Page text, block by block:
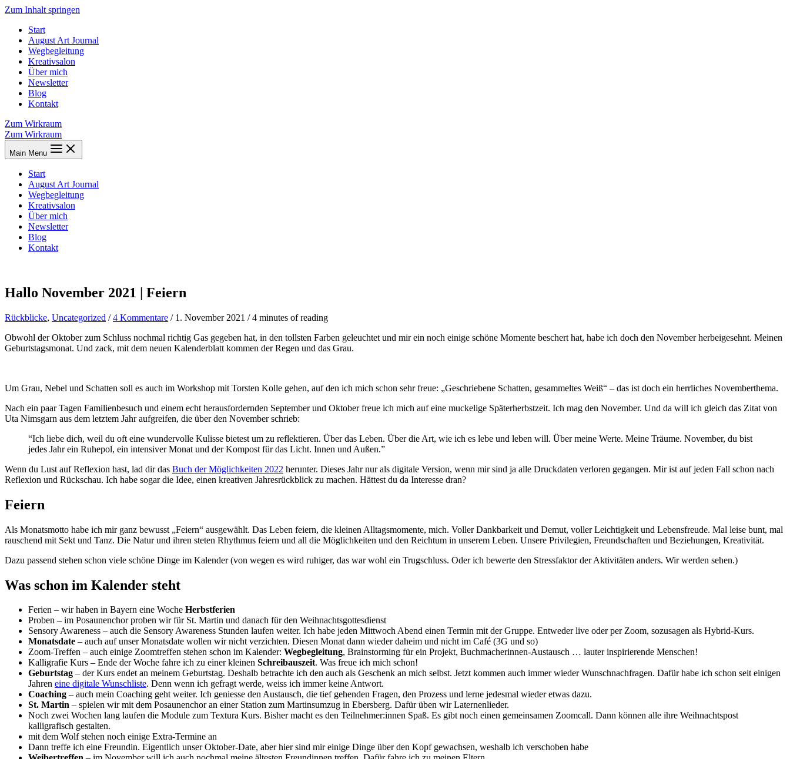
Zum Inhalt springen
Start
August Art Journal
Wegbegleitung
Kreativsalon
Über mich
Newsletter
Blog
Kontakt
Zum Wirkraum
Zum Wirkraum
Main Menu
Start
August Art Journal
Wegbegleitung
Kreativsalon
Über mich
Newsletter
Blog
Kontakt
Hallo November 2021 | Feiern
Rückblicke, Uncategorized /4 Kommentare / 1. November 2021 /4 minutes of reading
Obwohl der Oktober zum Schluss nochmal richtig Gas gegeben hat, in den tollsten Farben geleuchtet und mir ein noch einige schöne Momente beschert hat, habe ich doch den November herbeigesehnt. Meinen
Geburtstagsmonat. Und zack, mit dem neuen Kalenderblatt kommen der Regen und das Grau.
Um Grau, Nebel und Schatten soll es auch im Workshop mit Torsten Kolle gehen, auf den ich mich schon sehr freue: „Geschriebene Schatten, gesammeltes Weiß“ – das ist doch ein herrliches Novemberthema.
Nach ein paar Tagen Familienbesuch und einem echt herausfordernden September und Oktober freue ich mich auf eine muckelige Späterherbstzeit. Ich mag den November. Und da will ich gleich das Zitat von
Uta Nimsgarn aus dem letztem Jahr aufgreifen, die über den November schrieb:
“Ich liebe dich, weil du oft eine wundervolle Kulisse bietest um zu reflektieren. Über das Leben. Über die Art, wie ich es lebe und leben will. Über meine Werte. Meine Träume. November, du bist
jedes Jahr ein Ruhepol, ein intensiver Monat und der Kompost für das Licht. Innen und Außen.”
Wenn du Lust auf Reflexion hast, lad dir das Buch der Möglichkeiten 2022 herunter. Dieses Jahr nur als digitale Version, wenn mir sind ja alle Druckdaten verloren gegangen. Mir ist auf jeden Fall schon nach
Reflexion und Rückschau. Ich habe sogar die Idee, einen kreativen Jahresrückblick zu machen. Hättest du da Interesse dran?
Feiern
Als Monatsmotto habe ich mir ganz bewusst „Feiern“ ausgewählt. Das Leben feiern, die kleinen Alltagsmomente, mich. Voller Dankbarkeit und Demut, voller Leichtigkeit und Lebensfreude. Mal leise bunt, mal
rauschend mit Sekt und Tanz. Die Natur und ihren steten Rhythmus feiern und all die Möglichkeiten und den Reichtum in unserem Leben. Unsere Privilegien, Freundschaften und Beziehungen, Kreativität.
Dazu passend stehen schon viele schöne Dinge im Kalender (von wegen es wird ruhiger, das war wohl ein Trugschluss. Oder ich bewerte den Stressfaktor der Aktivitäten anders. Wir werden sehen.)
Was schon im Kalender steht
Ferien – wir haben in Bayern eine Woche Herbstferien
Proben – im Posaunenchor proben wir für St. Martin und danach für den Weihnachtsgottesdienst
Sensory Awareness – auch die Sensory Awareness Stunden laufen weiter. Ich habe jeden Mittwoch Abend einen Termin mit der Gruppe. Entweder live oder per Zoom, sozusagen als Hybrid-Kurs.
Monatsdate – auch auf unser Monatsdate wollen wir nicht verzichten. Diesen Monat dann wieder daheim und nicht im Café (3G und so)
Zoom-Treffen – auch einige Zoomtreffen stehen schon im Kalender: Wegbegleitung, Brainstorming für ein Projekt, Buchmacherinnen-Austausch … lauter inspirierende Menschen!
Kalligrafie Kurs – Ende der Woche fahre ich zu einer kleinen Schreibauszeit. Was freue ich mich schon!
Geburtstag – der Kurs endet an meinem Geburtstag. Deshalb betrachte ich den auch als Geschenk an mich selbst. Jetzt kommen auch immer wieder Wunschnachfragen. Dafür habe ich schon seit einigen
Jahren eine digitale Wunschliste. Denn wenn ich gefragt werde, weiss ich immer keine Antwort.
Coaching – auch mein Coaching geht weiter. Ich geniesse den Austausch, die tief gehenden Fragen, den Prozess und lerne jedesmal wieder etwas dazu.
St. Martin – spielen wir mit dem Posaunenchor an einer Station zum Martinsumzug in Ebersberg. Dafür üben wir Laternenlieder.
Noch zwei Wochen lang laufen die Module zum Textura Kurs. Bisher macht es den Teilnehmer:innen Spaß. Es gibt noch einen gemeinsamen Zoomcall. Dann können alle ihre Weihnachtspost
kalligrafisch gestalten.
mit dem Wolf stehen noch einige Extra-Termine an
Dann treffe ich eine Freundin. Eigentlich unser Oktober-Date, aber hier sind mir einige Dinge über den Kopf gewachsen, weshalb ich verschoben habe